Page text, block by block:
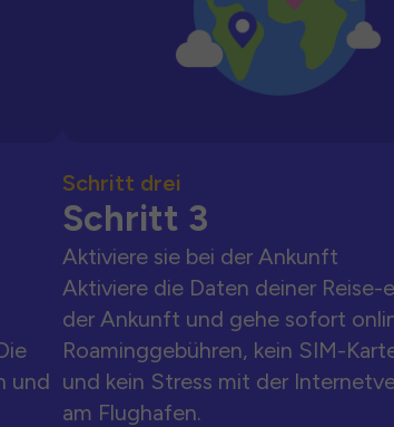
und
Schritt drei
Schritt 3
Aktiviere sie bei der Ankunft
Aktiviere die Daten deiner Reise-
der Ankunft und gehe sofort
Roaminggebühren, kein SIM-
und kein Stress mit der
am Flughafen.